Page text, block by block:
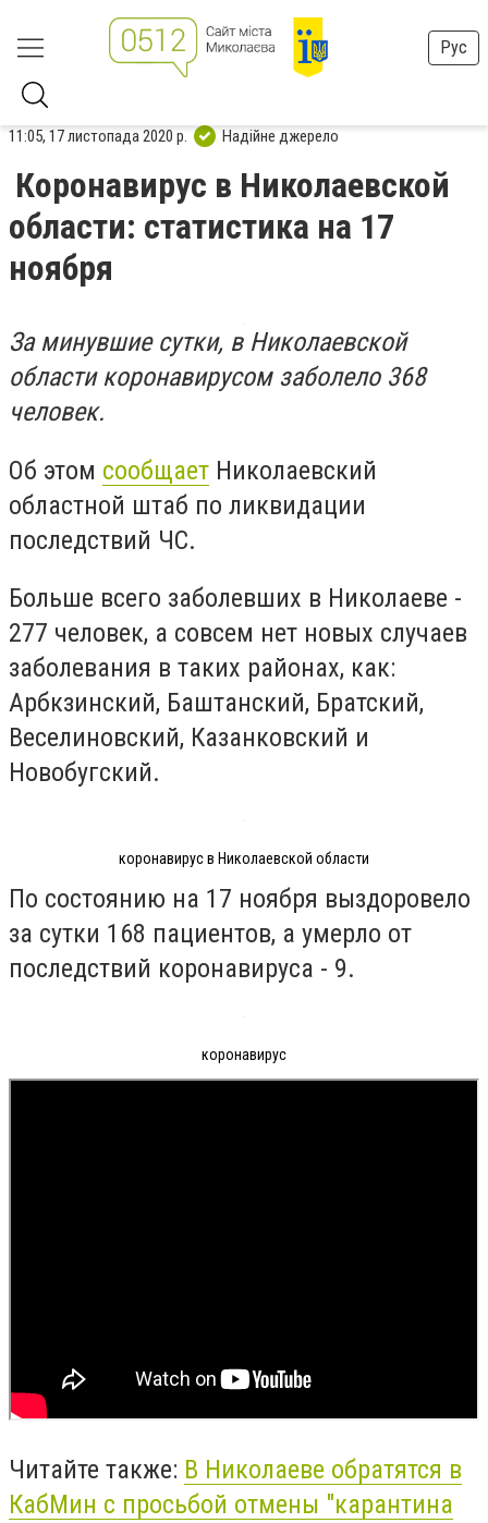
Рус
11:05, 17 листопада 2020 р. Надійне джерело
Коронавирус в Николаевской
области: статистика на 17
ноября
За минувшие сутки, в Николаевской
области коронавирусом заболело 368
человек.
Об этом сообщает Николаевский
областной штаб по ликвидации
последствий ЧС.
Больше всего заболевших в Николаеве -
277 человек, а совсем нет новых случаев
заболевания в таких районах, как:
Арбкзинский, Баштанский, Братский,
Веселиновский, Казанковский и
Новобугский.
коронавирус в Николаевской области
По состоянию на 17 ноября выздоровело
за сутки 168 пациентов, а умерло от
последствий коронавируса - 9.
коронавирус
Читайте также: В Николаеве обратятся в
КабМин с просьбой отмены "карантина